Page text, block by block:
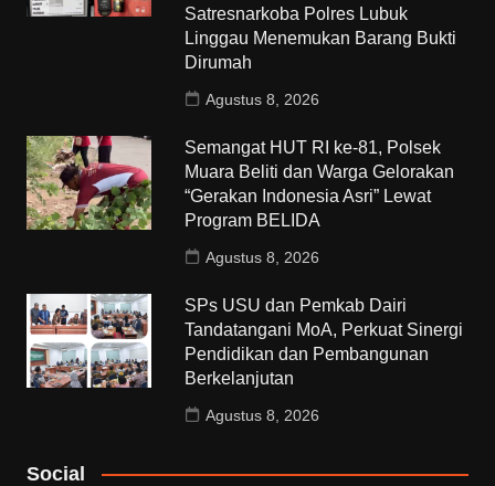
Satresnarkoba Polres Lubuk
Linggau Menemukan Barang Bukti
Dirumah
Agustus 8, 2026
Semangat HUT RI ke-81, Polsek
Muara Beliti dan Warga Gelorakan
“Gerakan Indonesia Asri” Lewat
Program BELIDA
Agustus 8, 2026
SPs USU dan Pemkab Dairi
Tandatangani MoA, Perkuat Sinergi
Pendidikan dan Pembangunan
Berkelanjutan
Agustus 8, 2026
Social